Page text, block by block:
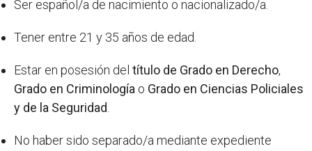
Ser español/a de nacimiento o nacionalizado/a.
Tener entre 21 y 35 años de edad.
Estar en posesión del título de Grado en Derecho,
Grado en Criminología o Grado en Ciencias Policiales
y de la Seguridad
No haber sido separado/a mediante expediente